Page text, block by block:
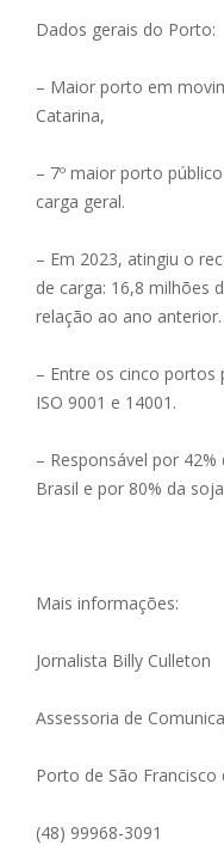
Dados gerais do Porto:
– Maior porto em
Catarina,
– 7º maior porto
carga geral.
– Em 2023, atingiu o
de carga: 16,8 milhões
relação ao ano anterior.
– Entre os cinco portos
ISO 9001 e 14001.
– Responsável por
Brasil e por 80% da
Mais informações:
Jornalista Billy Culleton
Assessoria de
Porto de São Francisco
(48) 99968-3091